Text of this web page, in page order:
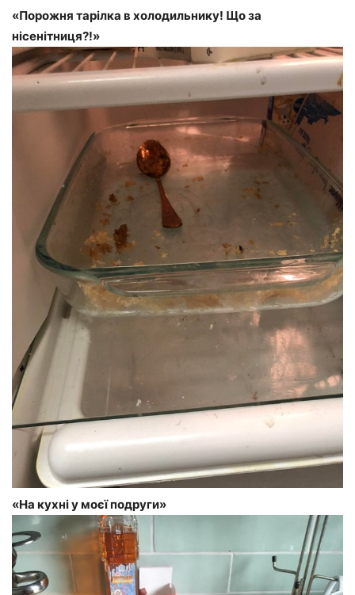
«Порожня тарілка в холодильнику! Що за
нісенітниця?!»
«На кухні у моєї подруги»